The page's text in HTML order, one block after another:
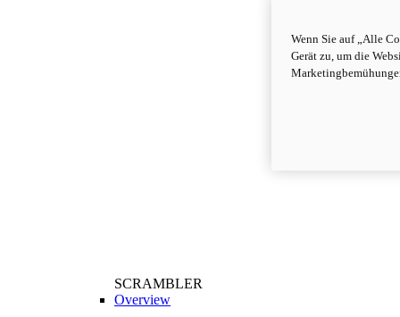
SCRAMBLER
Overview
Wenn Sie auf „Alle
Gerät zu, um die